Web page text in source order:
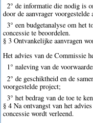
2° de informatie die nodig is
door de aanvrager voorgestelde
3° een budgetanalyse om het
concessie te beoordelen.
§ 3 Ontvankelijke aanvragen
Het advies van de Commissie
1° naleving van de
2° de geschiktheid en de
voorgestelde project;
3° het bedrag van de toe te
§ 4 Na ontvangst van het
concessie wordt verleend.